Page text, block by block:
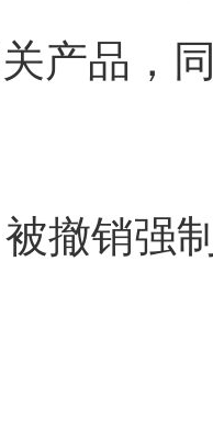
产品，
被撤销强